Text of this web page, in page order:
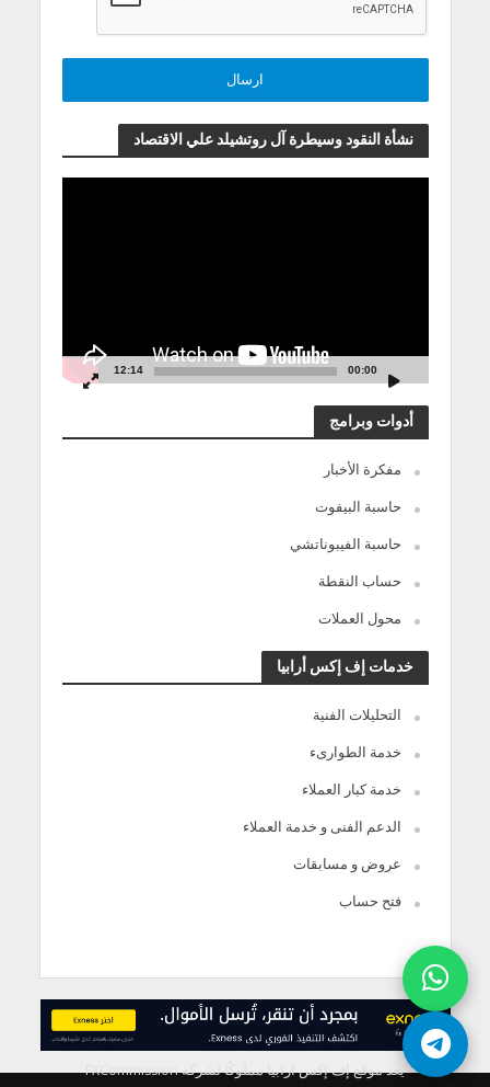
نشأة النقود وسيطرة آل روتشيلد علي الاقتصاد
00:00
12:14
أدوات وبرامج
مفكرة الأخبار
حاسبة البيفوت
حاسبة الفيبوناتشي
حساب النقطة
محول العملات
خدمات إف إكس أرابيا
التحليلات الفنية
خدمة الطوارىء
خدمة كبار العملاء
الدعم الفنى و خدمة العملاء
عروض و مسابقات
فتح حساب
يعد موقع إف إكس ارابيا مملوكًا لشركة FXCommission